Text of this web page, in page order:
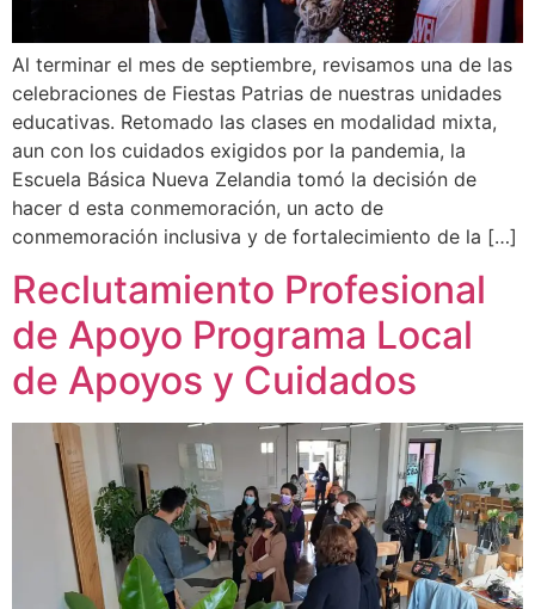
Al terminar el mes de septiembre, revisamos una de las
celebraciones de Fiestas Patrias de nuestras unidades
educativas. Retomado las clases en modalidad mixta,
aun con los cuidados exigidos por la pandemia, la
Escuela Básica Nueva Zelandia tomó la decisión de
hacer d esta conmemoración, un acto de
conmemoración inclusiva y de fortalecimiento de la […]
Reclutamiento Profesional
de Apoyo Programa Local
de Apoyos y Cuidados